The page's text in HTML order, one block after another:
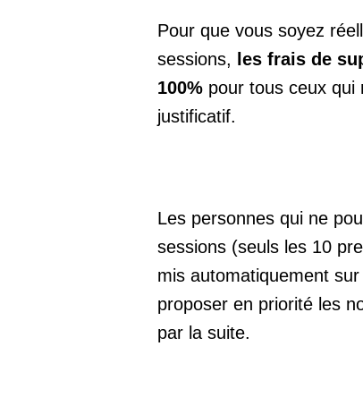
Pour que vous soyez
sessions, les frais de
100% pour tous ceux qui
justificatif.
Les personnes qui ne
sessions (seuls les 10
mis automatiquement
proposer en priorité les
par la suite.